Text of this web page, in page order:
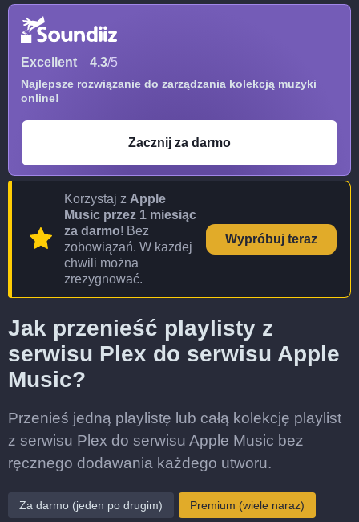
Excellent 4.3/5
Najlepsze rozwiązanie do zarządzania kolekcją muzyki
online!
Zacznij za darmo
Korzystaj z Apple
Music przez 1 miesiąc
za darmo! Bez
zobowiązań. W każdej
chwili można
zrezygnować.
Wypróbuj teraz
Jak przenieść playlisty z
serwisu Plex do serwisu Apple
Music?
Przenieś jedną playlistę lub całą kolekcję playlist
z serwisu Plex do serwisu Apple Music bez
ręcznego dodawania każdego utworu.
Za darmo (jeden po drugim) Premium (wiele naraz)